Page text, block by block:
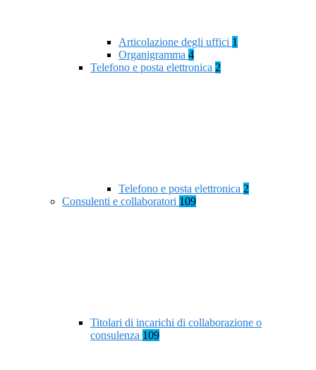
Articolazione degli uffici 1
Organigramma 4
Telefono e posta elettronica 2
Telefono e posta elettronica 2
Consulenti e collaboratori 109
Titolari di incarichi di collaborazione o
consulenza 109